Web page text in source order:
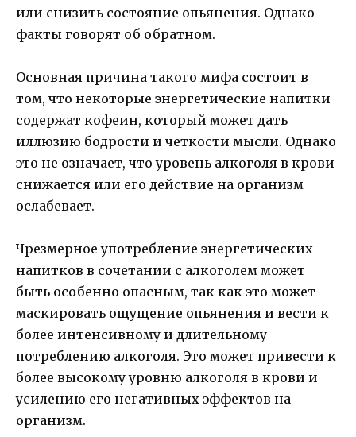
или снизить состояние опьянения. Однако
факты говорят об обратном.
Основная причина такого мифа состоит в
том, что некоторые энергетические напитки
содержат кофеин, который может дать
иллюзию бодрости и четкости мысли. Однако
это не означает, что уровень алкоголя в крови
снижается или его действие на организм
ослабевает.
Чрезмерное употребление энергетических
напитков в сочетании с алкоголем может
быть особенно опасным, так как это может
маскировать ощущение опьянения и вести к
более интенсивному и длительному
потреблению алкоголя. Это может привести к
более высокому уровню алкоголя в крови и
усилению его негативных эффектов на
организм.